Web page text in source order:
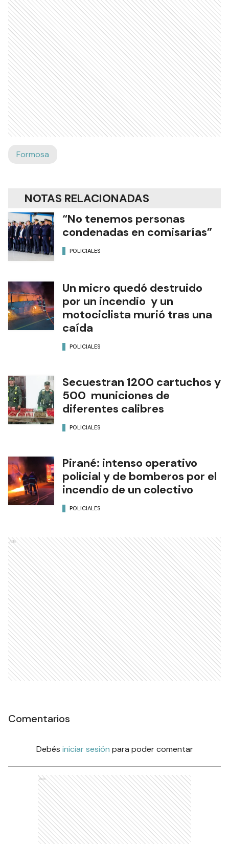
Formosa
NOTAS RELACIONADAS
“No tenemos personas
condenadas en comisarías”
POLICIALES
Un micro quedó destruido
por un incendio y un
motociclista murió tras una
caída
POLICIALES
Secuestran 1200 cartuchos y
500 municiones de
diferentes calibres
POLICIALES
Pirané: intenso operativo
policial y de bomberos por el
incendio de un colectivo
POLICIALES
Ads
Comentarios
Debés iniciar sesión para poder comentar
Ads